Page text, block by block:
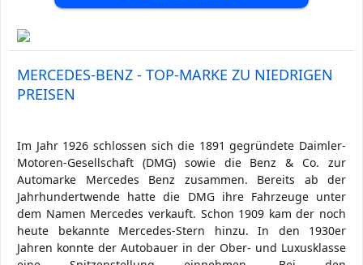
MERCEDES-BENZ - TOP-MARKE ZU NIEDRIGEN
PREISEN
Im Jahr 1926 schlossen sich die 1891 gegründete Daimler-
Motoren-Gesellschaft (DMG) sowie die Benz & Co. zur
Automarke Mercedes Benz zusammen. Bereits ab der
Jahrhundertwende hatte die DMG ihre Fahrzeuge unter
dem Namen Mercedes verkauft. Schon 1909 kam der noch
heute bekannte Mercedes-Stern hinzu. In den 1930er
Jahren konnte der Autobauer in der Ober- und Luxusklasse